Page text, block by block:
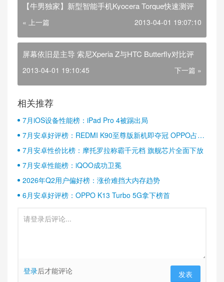
【牛男独家】新型智能手机Kyocera Torque快速测评
« 上一篇 2013-04-01 19:07:10
屏幕依旧是主导 索尼Xperia Z与HTC Butterfly对比评
2013-04-01 19:10:45 下一篇 »
相关推荐
7月iOS设备性能榜：iPad Pro 4被踢出局
7月安卓好评榜：REDMI K90至尊版新机即夺冠 OPPO占据
半壁江山
7月安卓性价比榜：摩托罗拉称霸千元档 旗舰芯片全面下放
7月安卓性能榜：iQOO成功卫冕
2026年Q2用户偏好榜：涨价难挡大内存趋势
6月安卓好评榜：OPPO K13 Turbo 5G拿下榜首
登录后才能评论 发表